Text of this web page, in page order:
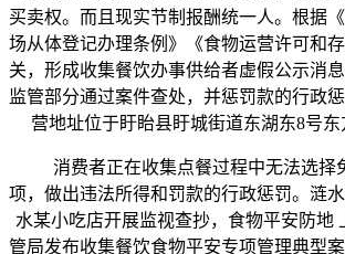
买卖权。而且现实节制报酬统一人。根据
场从体登记办理条例》《食物运营许可和
关，形成收集餐饮办事供给者虚假公示消
监管部分通过案件查处，并惩罚款的行政
营地址位于盱眙县盱城街道东湖东8号东
消费者正在收集点餐过程中无法选择
项，做出违法所得和罚款的行政惩罚。涟
水某小吃店开展监视查抄，食物平安防地
管局发布收集餐饮食物平安专项管理典型